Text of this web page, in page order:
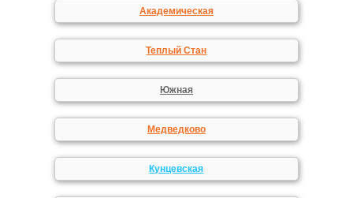
Академическая
Теплый Стан
Южная
Медведково
Кунцевская